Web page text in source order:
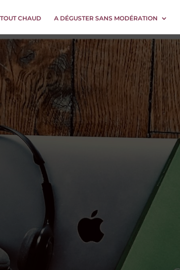
TOUT CHAUD A DÉGUSTER SANS MODÉRATION